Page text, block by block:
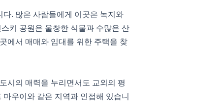
. 많은 사람들에게 이곳은 녹지와
키 공원은 울창한 식물과 수많은 산
에서 매매와 임대를 위한 주택을 찾
시의 매력을 누리면서도 교외의 평
우이와 같은 지역과 인접해 있습니